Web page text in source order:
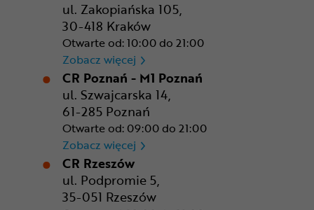
ul. Zakopiańska 105,
30-418 Kraków
Otwarte od: 10:00 do 21:00
Zobacz więcej CR Kraków - Solvay Park
CR Poznań - M1 Poznań
ul. Szwajcarska 14,
61-285 Poznań
Otwarte od: 09:00 do 21:00
Zobacz więcej CR Poznań - M1 Poznań
CR Rzeszów
ul. Podpromie 5,
35-051 Rzeszów